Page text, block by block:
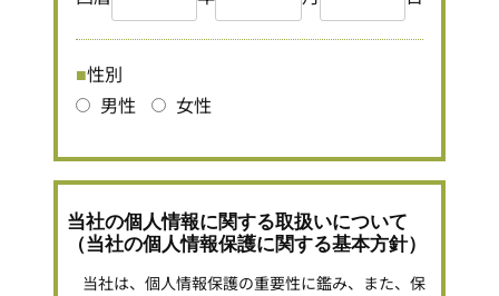
性別
男性
女性
当社の個人情報に関する取扱いについて
（当社の個人情報保護に関する基本方針）
当社は、個人情報保護の重要性に鑑み、また、保